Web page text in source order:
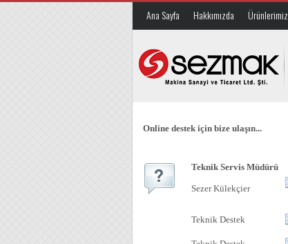
Ana Sayfa Hakkımızda Ürünlerimiz
Online destek için bize ulaşın...
Teknik Servis Müdürü
Sezer Külekçier
Teknik Destek